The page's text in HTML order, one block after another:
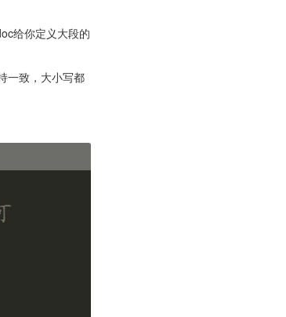
给你定义大段的
一致，大小写都